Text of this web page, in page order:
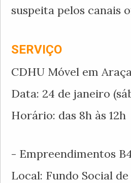
suspeita pelos canais
SERVIÇO
CDHU Móvel em
Data: 24 de janeiro
Horário: das 8h às 12h
- Empreendimentos
Local: Fundo Social